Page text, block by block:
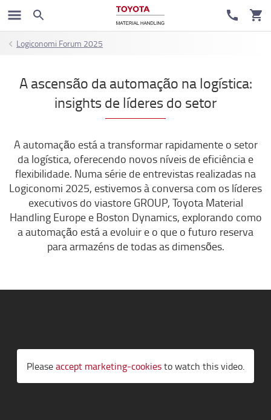
Logiconomi Forum 2025
A ascensão da automação na logística:
insights de líderes do setor
A automação está a transformar rapidamente o setor
da logística, oferecendo novos níveis de eficiência e
flexibilidade. Numa série de entrevistas realizadas na
Logiconomi 2025, estivemos à conversa com os líderes
executivos do viastore GROUP, Toyota Material
Handling Europe e Boston Dynamics, explorando como
a automação está a evoluir e o que o futuro reserva
para armazéns de todas as dimensões.
Pleaseaccept marketing-cookiesto watch this video.